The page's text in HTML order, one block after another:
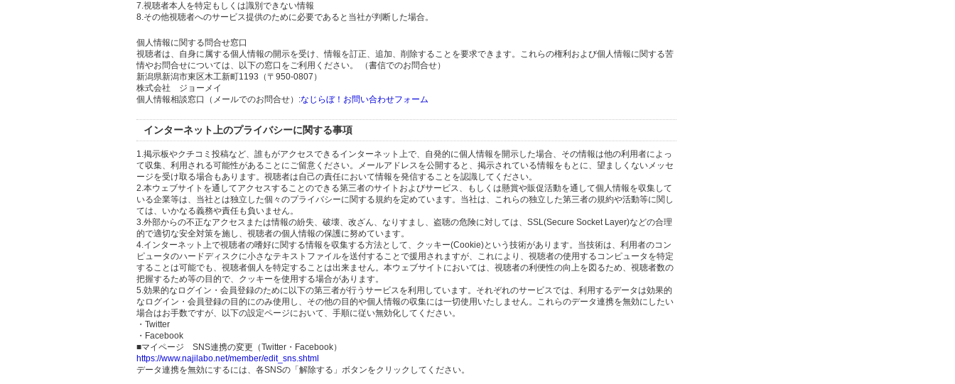
7.視聴者本人を特定もしくは識別できない情報
8.その他視聴者へのサービス提供のために必要であると当社が判断した場合。
個人情報に関する問合せ窓口
視聴者は、自身に属する個人情報の開示を受け、情報を訂正、追加、削除することを要求できます。これらの権利および個人情報に関する苦
情やお問合せについては、以下の窓口をご利用ください。 （書信でのお問合せ）
新潟県新潟市東区木工新町1193（〒950-0807）
株式会社 ジョーメイ
個人情報相談窓口（メールでのお問合せ）:なじらぼ！お問い合わせフォーム
インターネット上のプライバシーに関する事項
1.掲示板やクチコミ投稿など、誰もがアクセスできるインターネット上で、自発的に個人情報を開示した場合、その情報は他の利用者によっ
て収集、利用される可能性があることにご留意ください。メールアドレスを公開すると、掲示されている情報をもとに、望ましくないメッセ
ージを受け取る場合もあります。視聴者は自己の責任において情報を発信することを認識してください。
2.本ウェブサイトを通してアクセスすることのできる第三者のサイトおよびサービス、もしくは懸賞や販促活動を通して個人情報を収集して
いる企業等は、当社とは独立した個々のプライバシーに関する規約を定めています。当社は、これらの独立した第三者の規約や活動等に関し
ては、いかなる義務や責任も負いません。
3.外部からの不正なアクセスまたは情報の紛失、破壊、改ざん、なりすまし、盗聴の危険に対しては、SSL(Secure Socket Layer)などの合理
的で適切な安全対策を施し、視聴者の個人情報の保護に努めています。
4.インターネット上で視聴者の嗜好に関する情報を収集する方法として、クッキー(Cookie)という技術があります。当技術は、利用者のコン
ピュータのハードディスクに小さなテキストファイルを送付することで援用されますが、これにより、視聴者の使用するコンピュータを特定
することは可能でも、視聴者個人を特定することは出来ません。本ウェブサイトにおいては、視聴者の利便性の向上を図るため、視聴者数の
把握するため等の目的で、クッキーを使用する場合があります。
5.効果的なログイン・会員登録のために以下の第三者が行うサービスを利用しています。それぞれのサービスでは、利用するデータは効果的
なログイン・会員登録の目的にのみ使用し、その他の目的や個人情報の収集には一切使用いたしません。これらのデータ連携を無効にしたい
場合はお手数ですが、以下の設定ページにおいて、手順に従い無効化してください。
・Twitter
・Facebook
■マイページ SNS連携の変更（Twitter・Facebook）
https://www.najilabo.net/member/edit_sns.shtml
データ連携を無効にするには、各SNSの「解除する」ボタンをクリックしてください。